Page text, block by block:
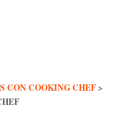
CON COOKING CHEF>